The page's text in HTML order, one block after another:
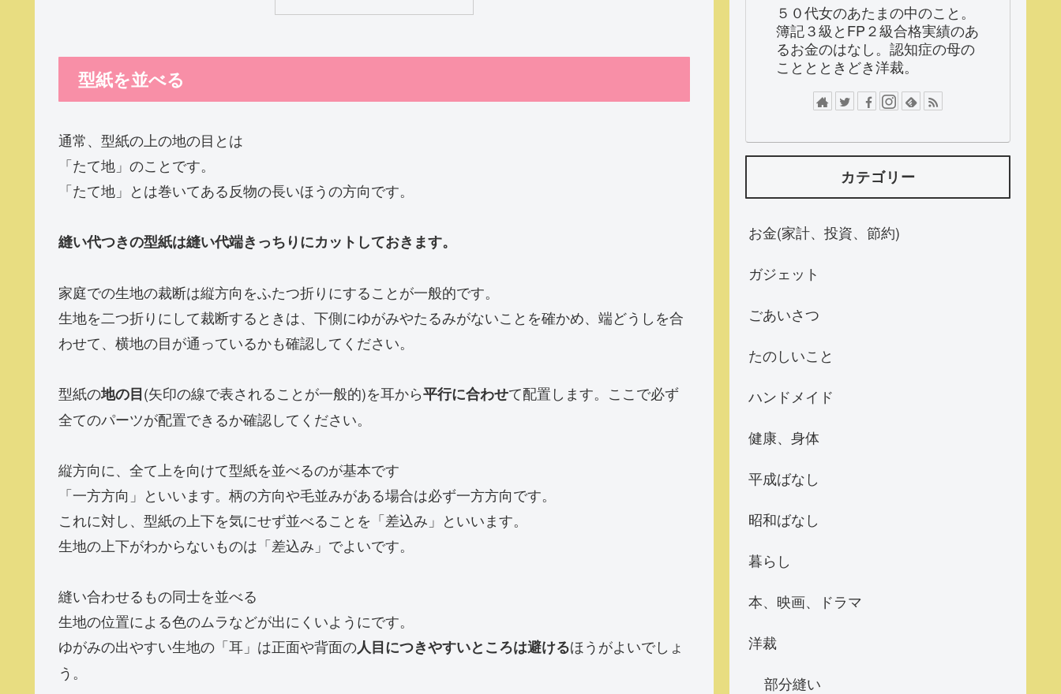
型紙を並べる
通常、型紙の上の地の目とは
「たて地」のことです。
「たて地」とは巻いてある反物の長いほうの方向です。
縫い代つきの型紙は縫い代端きっちりにカットしておきます。
家庭での生地の裁断は縦方向をふたつ折りにすることが一般的です。
生地を二つ折りにして裁断するときは、下側にゆがみやたるみがないことを確かめ、端どうしを合
わせて、横地の目が通っているかも確認してください。
型紙の地の目(矢印の線で表されることが一般的)を耳から平行に合わせて配置します。ここで必ず
全てのパーツが配置できるか確認してください。
縦方向に、全て上を向けて型紙を並べるのが基本です
「一方方向」といいます。柄の方向や毛並みがある場合は必ず一方方向です。
これに対し、型紙の上下を気にせず並べることを「差込み」といいます。
生地の上下がわからないものは「差込み」でよいです。
縫い合わせるもの同士を並べる
生地の位置による色のムラなどが出にくいようにです。
ゆがみの出やすい生地の「耳」は正面や背面の人目につきやすいところは避けるほうがよいでしょ
う。
５０代女のあたまの中のこと。
簿記３級とFP２級合格実績のあ
るお金のはなし。認知症の母の
こととときどき洋裁。
カテゴリー
お金(家計、投資、節約)
ガジェット
ごあいさつ
たのしいこと
ハンドメイド
健康、身体
平成ばなし
昭和ばなし
暮らし
本、映画、ドラマ
洋裁
部分縫い